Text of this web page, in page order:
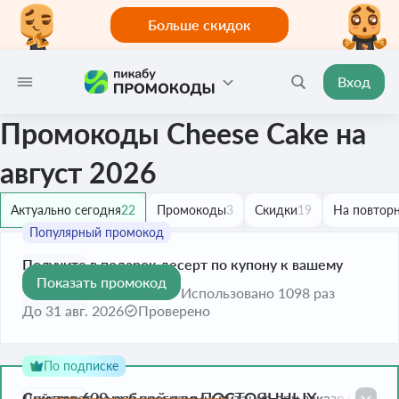
Больше скидок
Вход
Промокоды Cheese Cake на
август 2026
Актуально сегодня22 Промокоды3 Скидки19 На
Получите в подарок десерт по купону к вашему
заказу от 2000 рублей
До 31 авг. 2026
Проверено
Показать промокод
Использовано 1098 раз
По подписке